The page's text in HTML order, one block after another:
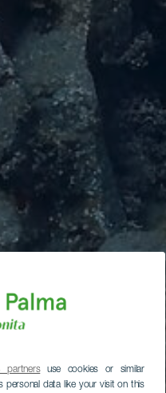
partnersuse cookies or similar
personal data like your visit on this